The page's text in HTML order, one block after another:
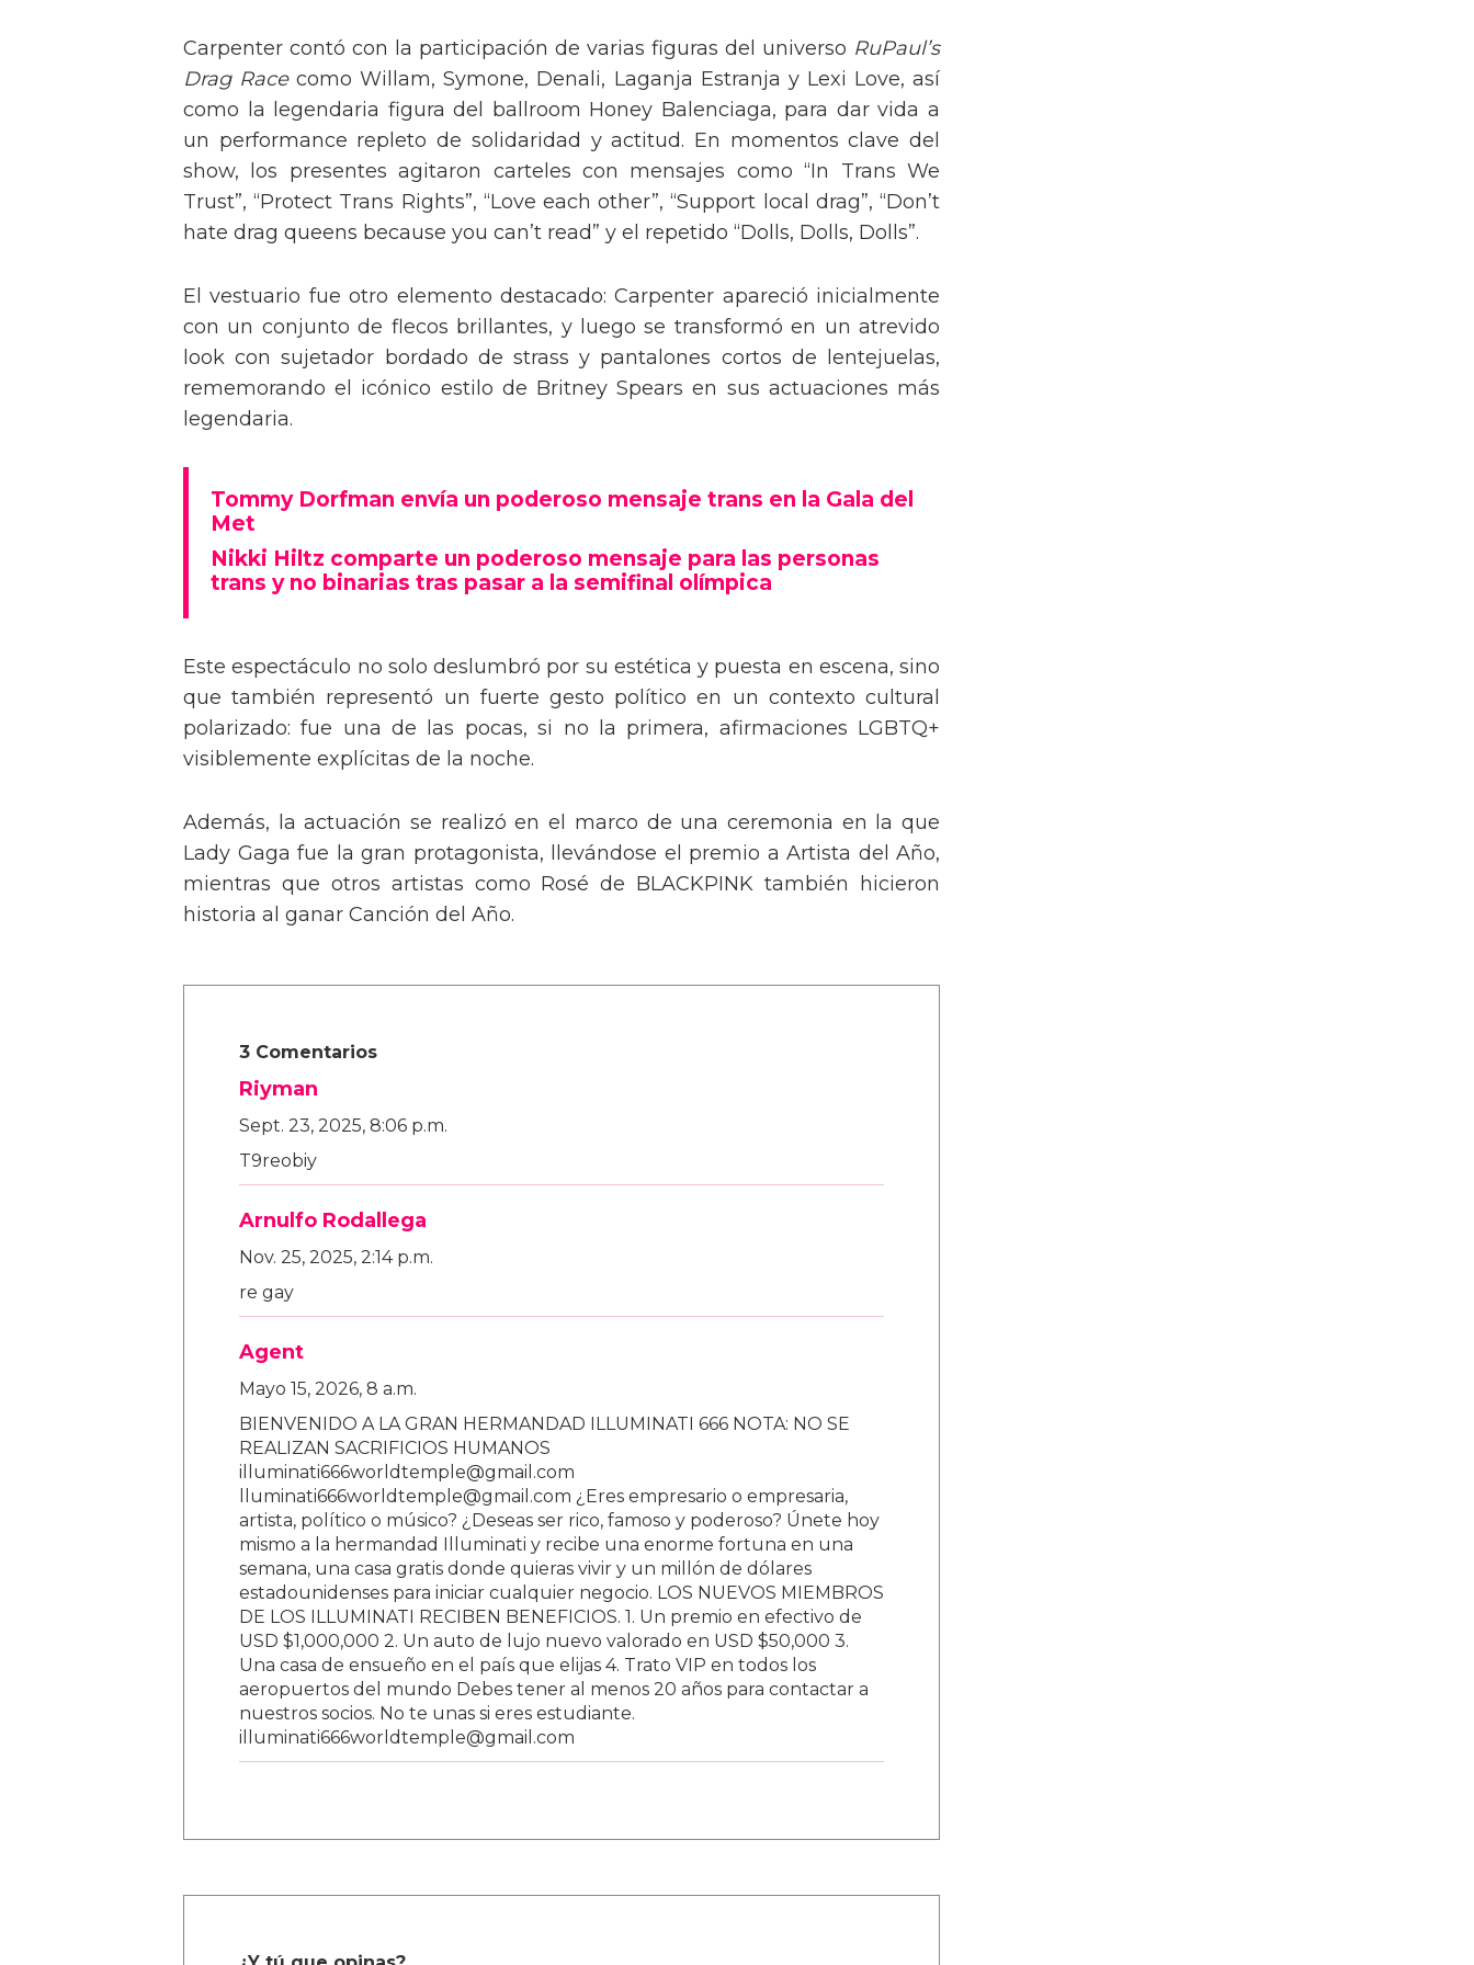
Carpenter contó con la participación de varias figuras del universo RuPaul’s
Drag Racecomo Willam, Symone, Denali, Laganja Estranja y Lexi Love, así
como la legendaria figura del ballroom Honey Balenciaga, para dar vida a
un performance repleto de solidaridad y actitud. En momentos clave del
show, los presentes agitaron carteles con mensajes como “In Trans We
Trust”, “Protect Trans Rights”, “Love each other”, “Support local drag”, “Don’t
hate drag queens because you can’t read” y el repetido “Dolls, Dolls, Dolls”.
El vestuario fue otro elemento destacado: Carpenter apareció inicialmente
con un conjunto de flecos brillantes, y luego se transformó en un atrevido
look con sujetador bordado de strass y pantalones cortos de lentejuelas,
rememorando el icónico estilo de Britney Spears en sus actuaciones más
legendaria.
Tommy Dorfman envía un poderoso mensaje trans en la Gala del
Met
Nikki Hiltz comparte un poderoso mensaje para las personas
trans y no binarias tras pasar a la semifinal olímpica
Este espectáculo no solo deslumbró por su estética y puesta en escena, sino
que también representó un fuerte gesto político en un contexto cultural
polarizado: fue una de las pocas, si no la primera, afirmaciones LGBTQ+
visiblemente explícitas de la noche.
Además, la actuación se realizó en el marco de una ceremonia en la que
Lady Gaga fue la gran protagonista, llevándose el premio a Artista del Año,
mientras que otros artistas como Rosé de BLACKPINK también hicieron
historia al ganar Canción del Año.
3 Comentarios
Riyman
Sept. 23, 2025, 8:06 p.m.
T9reobiy
Arnulfo Rodallega
Nov. 25, 2025, 2:14 p.m.
re gay
Agent
Mayo 15, 2026, 8 a.m.
BIENVENIDO A LA GRAN HERMANDAD ILLUMINATI 666 NOTA: NO SE
REALIZAN SACRIFICIOS HUMANOS
illuminati666worldtemple@gmail.com
lluminati666worldtemple@gmail.com ¿Eres empresario o empresaria,
artista, político o músico? ¿Deseas ser rico, famoso y poderoso? Únete hoy
mismo a la hermandad Illuminati y recibe una enorme fortuna en una
semana, una casa gratis donde quieras vivir y un millón de dólares
estadounidenses para iniciar cualquier negocio. LOS NUEVOS MIEMBROS
DE LOS ILLUMINATI RECIBEN BENEFICIOS. 1. Un premio en efectivo de
USD $1,000,000 2. Un auto de lujo nuevo valorado en USD $50,000 3.
Una casa de ensueño en el país que elijas 4. Trato VIP en todos los
aeropuertos del mundo Debes tener al menos 20 años para contactar a
nuestros socios. No te unas si eres estudiante.
illuminati666worldtemple@gmail.com